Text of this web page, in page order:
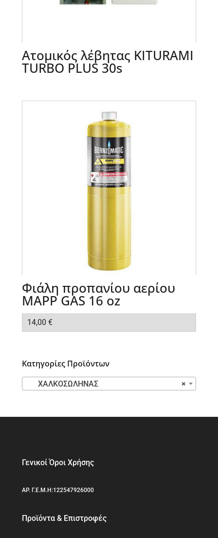
Ατομικός λέβητας KITURAMI
TURBO PLUS 30s
Φιάλη προπανίου αερίου
MAPP GAS 16 oz
14,00 €
Κατηγορίες Προϊόντων
×
ΧΑΛΚΟΣΩΛΗΝΑΣ
Γενικοί Όροι Χρήσης
ΑΡ. Γ.Ε.Μ.Η:122547926000
Προϊόντα & Επιστροφές